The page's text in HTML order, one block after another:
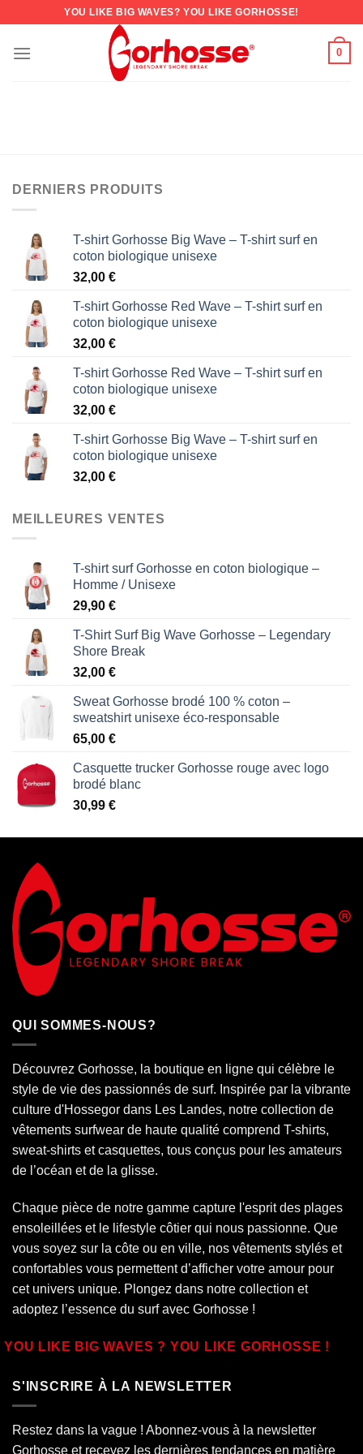
YOU LIKE BIG WAVES? YOU LIKE GORHOSSE!
0
DERNIERS PRODUITS
T-shirt Gorhosse Big Wave – T-shirt surf en
coton biologique unisexe
32,00 €
T-shirt Gorhosse Red Wave – T-shirt surf en
coton biologique unisexe
32,00 €
T-shirt Gorhosse Red Wave – T-shirt surf en
coton biologique unisexe
32,00 €
T-shirt Gorhosse Big Wave – T-shirt surf en
coton biologique unisexe
32,00 €
MEILLEURES VENTES
T-shirt surf Gorhosse en coton biologique –
Homme / Unisexe
29,90 €
T-Shirt Surf Big Wave Gorhosse – Legendary
Shore Break
32,00 €
Sweat Gorhosse brodé 100 % coton –
sweatshirt unisexe éco-responsable
65,00 €
Casquette trucker Gorhosse rouge avec logo
brodé blanc
30,99 €
QUI SOMMES-NOUS?
Découvrez Gorhosse, la boutique en ligne qui célèbre le
style de vie des passionnés de surf. Inspirée par la vibrante
culture d'Hossegor dans Les Landes, notre collection de
vêtements surfwear de haute qualité comprend T-shirts,
sweat-shirts et casquettes, tous conçus pour les amateurs
de l’océan et de la glisse.
Chaque pièce de notre gamme capture l'esprit des plages
ensoleillées et le lifestyle côtier qui nous passionne. Que
vous soyez sur la côte ou en ville, nos vêtements stylés et
confortables vous permettent d’afficher votre amour pour
cet univers unique. Plongez dans notre collection et
adoptez l’essence du surf avec Gorhosse !
YOU LIKE BIG WAVES ? YOU LIKE GORHOSSE !
S'INSCRIRE À LA NEWSLETTER
Restez dans la vague ! Abonnez-vous à la newsletter
Gorhosse et recevez les dernières tendances en matière